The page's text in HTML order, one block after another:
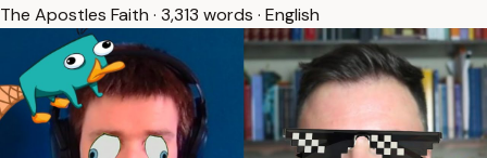
The Apostles Faith · 3,313 words · English